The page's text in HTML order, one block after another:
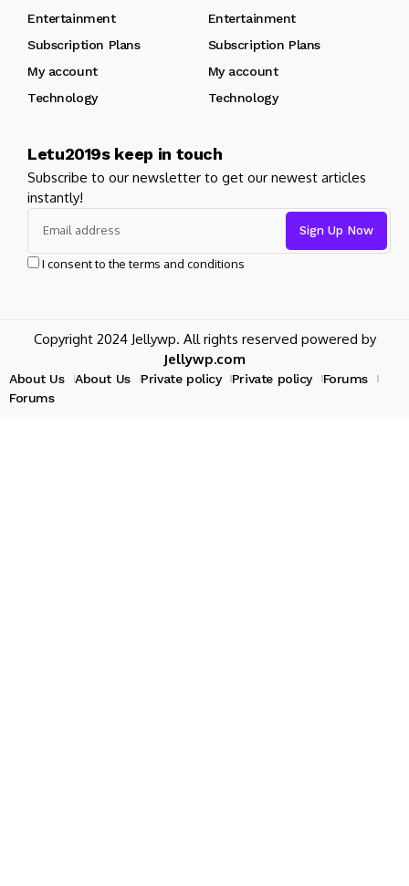
Entertainment
Entertainment
Subscription Plans
Subscription Plans
My account
My account
Technology
Technology
Letu2019s keep in touch
Subscribe to our newsletter to get our newest articles
instantly!
I consent to the terms and conditions
Copyright 2024 Jellywp. All rights reserved powered by
Jellywp.com
About Us About Us Private policy Private policy
Forums
Forums